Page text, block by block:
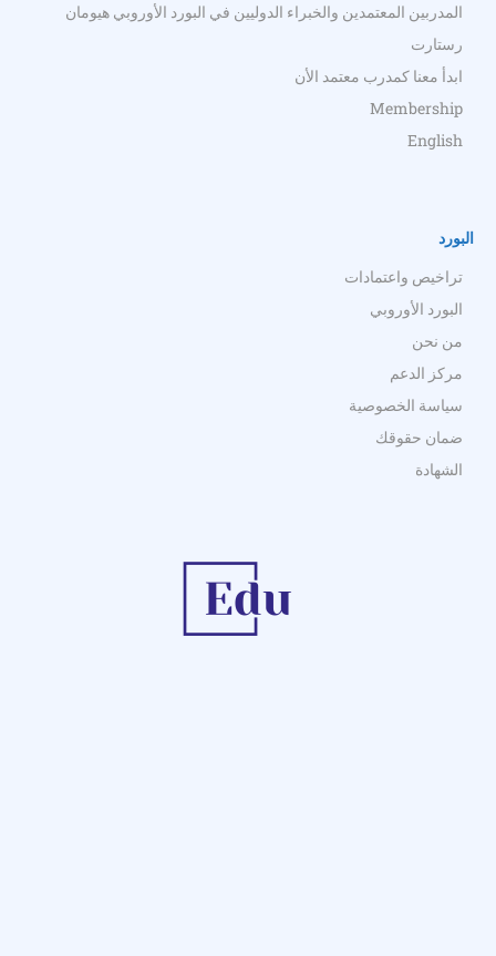
المدربين المعتمدين والخبراء الدوليين في البورد الأوروبي هيومان
رستارت
ابدأ معنا كمدرب معتمد الأن
Membership
English
البورد
تراخيص واعتمادات
البورد الأوروبي
من نحن
مركز الدعم
سياسة الخصوصية
ضمان حقوقك
الشهادة